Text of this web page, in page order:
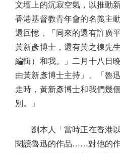
文壇上的沉寂空氣，以推動
香港基督教青年會的名義主
還回憶，「同來的還有許廣
黃新彥博士，還有黃之棟先
編輯）和我。」二月十八日
由黃新彥博士主持」。「魯
走時，黃新彥博士和我們幾
別。」
劉本人「當時正在香港以
閱讀魯迅的作品……對他的